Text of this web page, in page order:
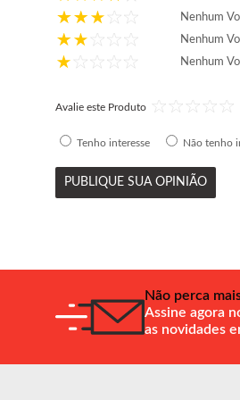
Nenhum
Nenhum
Nenhum
Avalie este Produto
Tenho interesse Não tenho
PUBLIQUE SUA OPINIÃO
Não perca
Assine agora
as novidades